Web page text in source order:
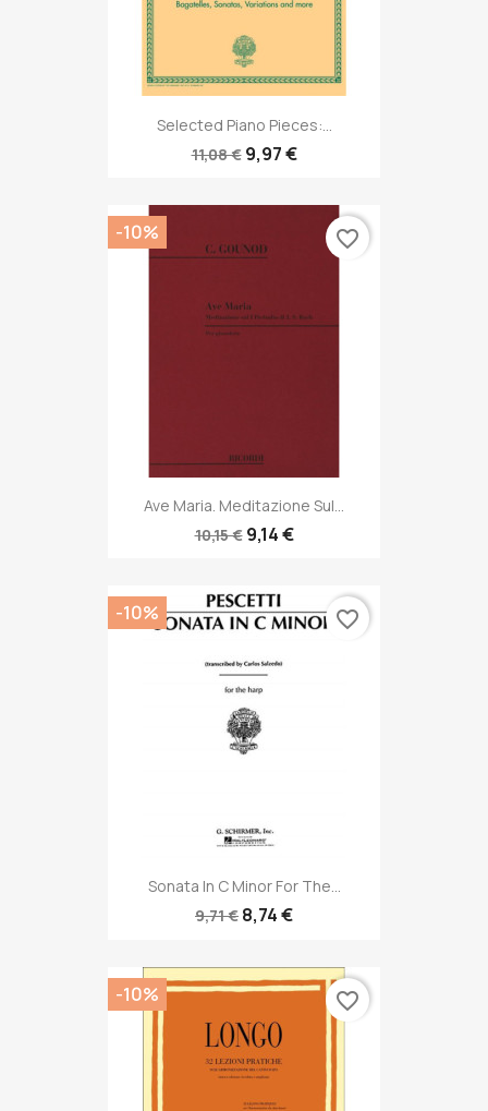
Selected Piano Pieces:...
11,08 € 9,97 €
Ave Maria. Meditazione Sul...
10,15 € 9,14 €
-10% favorite_border
Sonata In C Minor For The...
9,71 € 8,74 €
-10% favorite_border
-10% favorite_border